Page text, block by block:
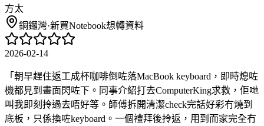
方太
銅鑼灣·新買Notebook想轉資料
2026-02-14
「 朝早趕住返工成杯咖啡倒咗落MacBook keyboard，即時熄咗
機都見到畫面閃咗下。同事介紹打去ComputerKing求救，佢哋
叫我即刻拎過去唔好等。師傅拆開清潔check完話好彩冇燒到
底板，只係換咗keyboard。一個禮拜後拎返，用到而家完全冇